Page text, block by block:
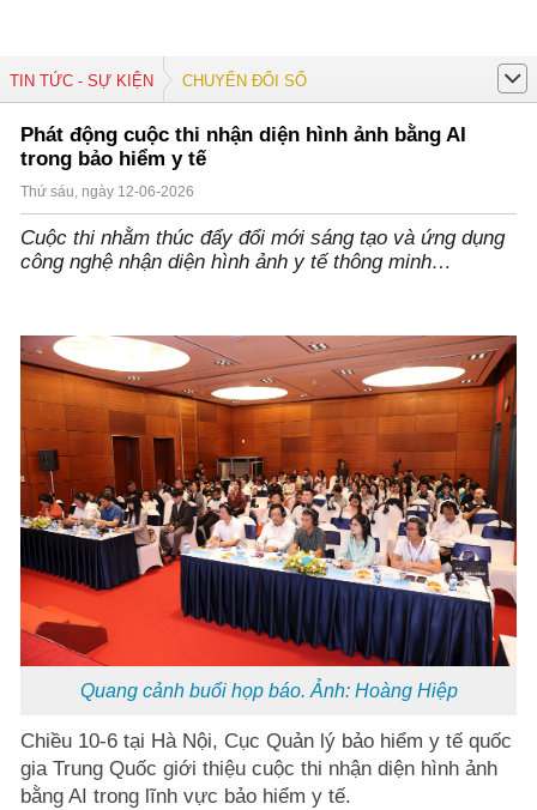
TIN TỨC - SỰ KIỆN CHUYỂN ĐỔI SỐ
Phát động cuộc thi nhận diện hình ảnh bằng AI
trong bảo hiểm y tế
Thứ sáu, ngày 12-06-2026
Cuộc thi nhằm thúc đẩy đổi mới sáng tạo và ứng dụng
công nghệ nhận diện hình ảnh y tế thông minh…
Quang cảnh buổi họp báo. Ảnh: Hoàng Hiệp
Chiều 10-6 tại Hà Nội, Cục Quản lý bảo hiểm y tế quốc
gia Trung Quốc giới thiệu cuộc thi nhận diện hình ảnh
bằng AI trong lĩnh vực bảo hiểm y tế.